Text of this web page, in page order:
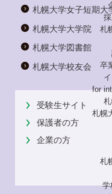
札
卒
for
札幌
札
学
札幌大学女子短期大
札幌大学大学院
札幌大学図書館
札幌大学校友会
受験生サイト
保護者の方
企業の方